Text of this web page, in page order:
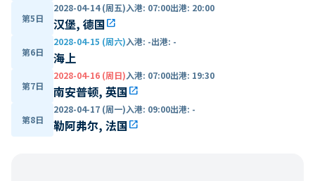
第5日
2028-04-14 (周五)入港: 07:00出港: 20:00
汉堡, 德国open_in_new
第6日
2028-04-15 (周六)入港: -出港: -
海上
第7日
2028-04-16 (周日)入港: 07:00出港: 19:30
南安普顿, 英国open_in_new
第8日
2028-04-17 (周一)入港: 09:00出港: -
勒阿弗尔, 法国open_in_new